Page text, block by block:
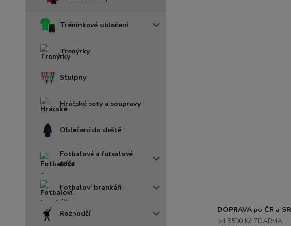
Tréninkové oblečení
Trenýrky
Stulpny
Hráčské sety a soupravy
Oblečení do deště
Fotbalové a futsalové
míče
Fotbaloví brankáři
Rozhodčí
DOPRAVA po ČR a SR
od 3500 Kč ZDARMA